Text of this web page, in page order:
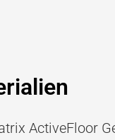
ActiveFloor